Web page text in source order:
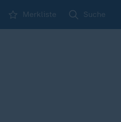
Merkliste Suche